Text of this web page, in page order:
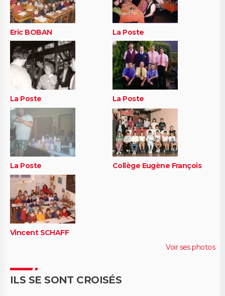
Eric BOBAN La Poste
La Poste La Poste
La Poste Collège Eugène François
Vincent SCHAFF
Voir ses photos
ILS SE SONT CROISÉS